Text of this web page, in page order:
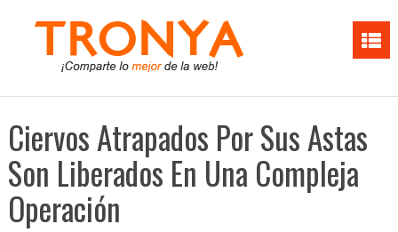
Ciervos Atrapados Por Sus Astas
Son Liberados En Una Compleja
Operación